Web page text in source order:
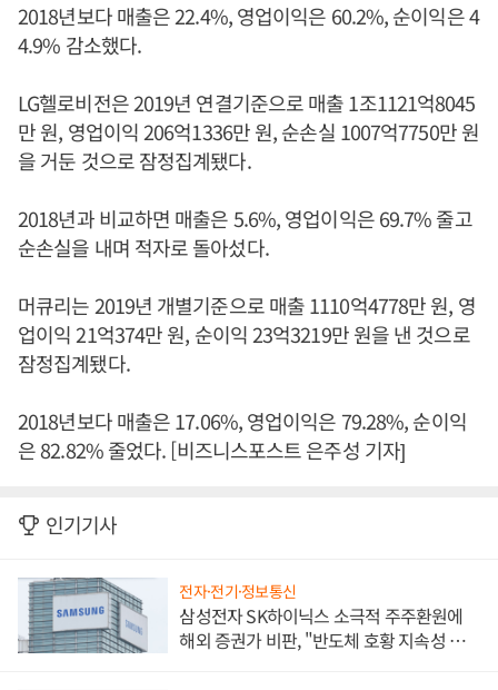
2018년보다 매출은 22.4%, 영업이익은 60.2%, 순이익은 4
4.9% 감소했다.
LG헬로비전은 2019년 연결기준으로 매출 1조1121억8045
만 원, 영업이익 206억1336만 원, 순손실 1007억7750만 원
을 거둔 것으로 잠정집계됐다.
2018년과 비교하면 매출은 5.6%, 영업이익은 69.7% 줄고
순손실을 내며 적자로 돌아섰다.
머큐리는 2019년 개별기준으로 매출 1110억4778만 원, 영
업이익 21억374만 원, 순이익 23억3219만 원을 낸 것으로
잠정집계됐다.
2018년보다 매출은 17.06%, 영업이익은 79.28%, 순이익
은 82.82% 줄었다. [비즈니스포스트 은주성 기자]
인기기사
전자·전기·정보통신
삼성전자 SK하이닉스 소극적 주주환원에
해외 증권가 비판, "반도체 호황 지속성 의